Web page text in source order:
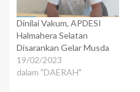
Dinilai Vakum, APDESI
Halmahera Selatan
Disarankan Gelar Musda
19/02/2023
dalam "DAERAH"